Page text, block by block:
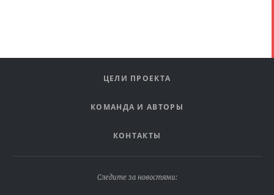
ЦЕЛИ ПРОЕКТА
КОМАНДА И АВТОРЫ
КОНТАКТЫ
Следите за новостями: